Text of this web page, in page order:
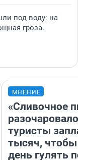
под воду: на
гроза.
МНЕНИЕ
«Сливочное
разочаровало»:
туристы
тысяч, чтобы
день гулять по